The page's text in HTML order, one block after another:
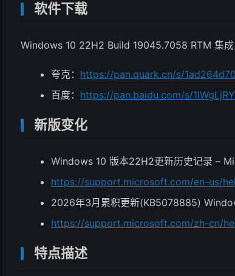
软件下载
Windows 10 22H2 Build 19045.7058 RTM 集成
夸克： https://pan.quark.cn/s/
百度： https://pan.baidu.com/s/
新版变化
Windows 10 版本22H2更新历史记录 –
https://support.microsoft.com/en-us/
2026年3月累积更新(KB5078885)
https://support.microsoft.com/zh-cn/
特点描述